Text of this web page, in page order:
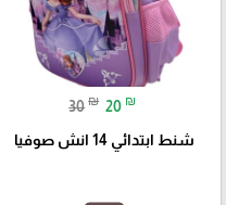
30 ₪ 20 ₪
شنط ابتدائي 14 انش صوفيا